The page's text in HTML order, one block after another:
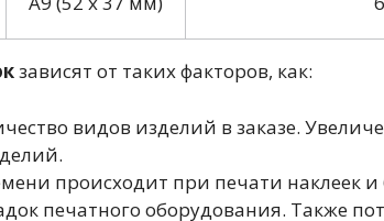
зависят от таких факторов, как:
видов изделий в заказе.
происходит при печати наклеек и
печатного оборудования. Также